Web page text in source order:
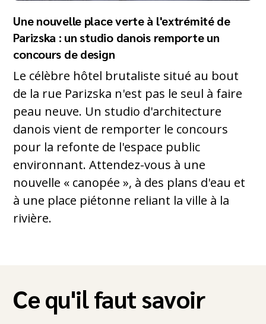
Une nouvelle place verte à l'extrémité de
Parizska : un studio danois remporte un
concours de design
Le célèbre hôtel brutaliste situé au bout
de la rue Parizska n'est pas le seul à faire
peau neuve. Un studio d'architecture
danois vient de remporter le concours
pour la refonte de l'espace public
environnant. Attendez-vous à une
nouvelle « canopée », à des plans d'eau et
à une place piétonne reliant la ville à la
rivière.
Ce qu'il faut savoir